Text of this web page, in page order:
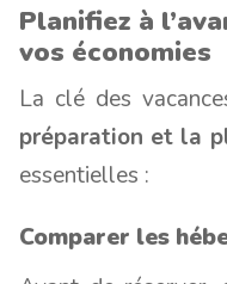
Planifiez à
vos économies
La clé des
préparation et la
essentielles :
Comparer les